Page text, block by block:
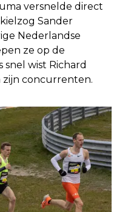
versnelde direct
Sander
Nederlandse
ze op de
snel wist Richard
zijn concurrenten.